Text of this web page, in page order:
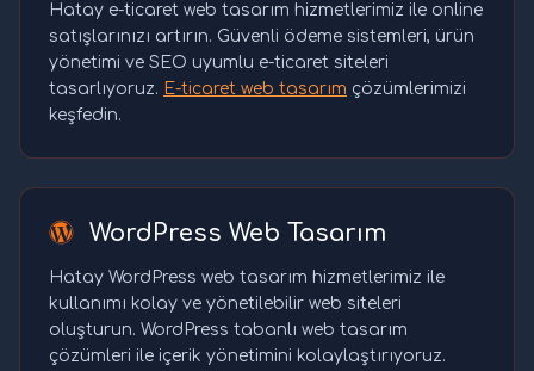
Hatay e-ticaret web tasarım hizmetlerimiz ile online
satışlarınızı artırın. Güvenli ödeme sistemleri, ürün
yönetimi ve SEO uyumlu e-ticaret siteleri
tasarlıyoruz. E-ticaret web tasarım çözümlerimizi
keşfedin.
WordPress Web Tasarım
Hatay WordPress web tasarım hizmetlerimiz ile
kullanımı kolay ve yönetilebilir web siteleri
oluşturun. WordPress tabanlı web tasarım
çözümleri ile içerik yönetimini kolaylaştırıyoruz.